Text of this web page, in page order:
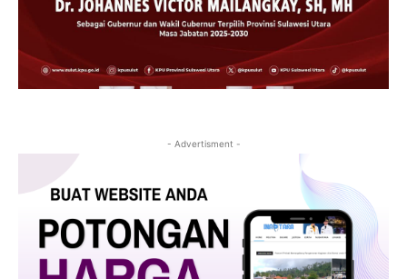
- Advertisment -